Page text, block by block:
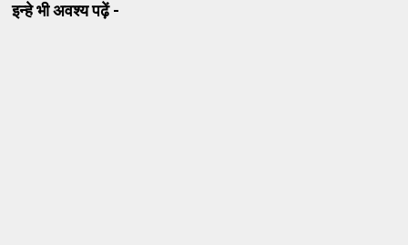
इन्हे भी अवश्य पढ़ें -